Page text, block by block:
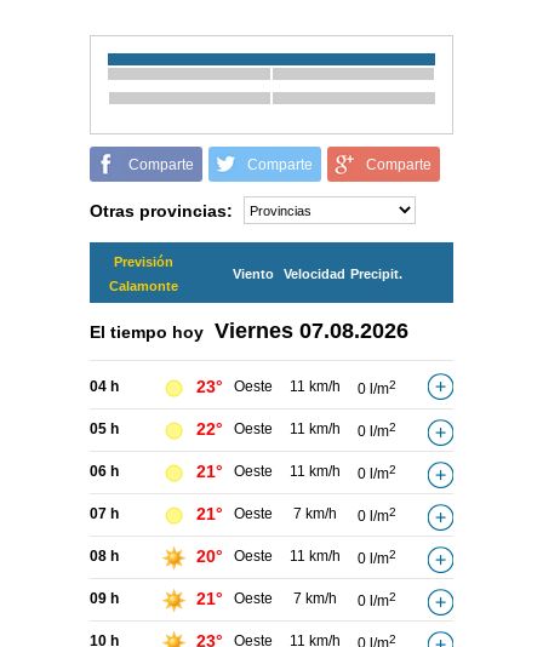
Comparte Comparte Comparte
Otras provincias:
Previsión
Calamonte
Viento Velocidad Precipit.
El tiempo hoy Viernes 07.08.2026
04 h 23° Oeste 11 km/h 0 l/m2
05 h 22° Oeste 11 km/h 0 l/m2
06 h 21° Oeste 11 km/h 0 l/m2
07 h 21° Oeste 7 km/h 0 l/m2
08 h 20° Oeste 11 km/h 0 l/m2
09 h 21° Oeste 7 km/h 0 l/m2
10 h 23° Oeste 11 km/h 2